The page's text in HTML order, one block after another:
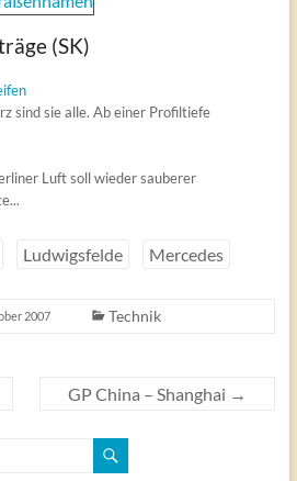
(SK)
sind sie alle. Ab einer Profiltiefe
Luft soll wieder sauberer
Ludwigsfelde Mercedes
2007 Technik
GP China – Shanghai →